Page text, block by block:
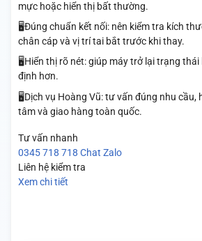
mực hoặc hiển thị bất thường.
🖥️Đúng chuẩn kết nối: nên kiểm tra kích
chân cáp và vị trí tai bắt trước khi thay.
🖥️Hiển thị rõ nét: giúp máy trở lại trạng thái
định hơn.
🖥️Dịch vụ Hoàng Vũ: tư vấn đúng nhu cầu,
tâm và giao hàng toàn quốc.
Tư vấn nhanh
0345 718 718 Chat Zalo
Liên hệ kiểm tra
Xem chi tiết